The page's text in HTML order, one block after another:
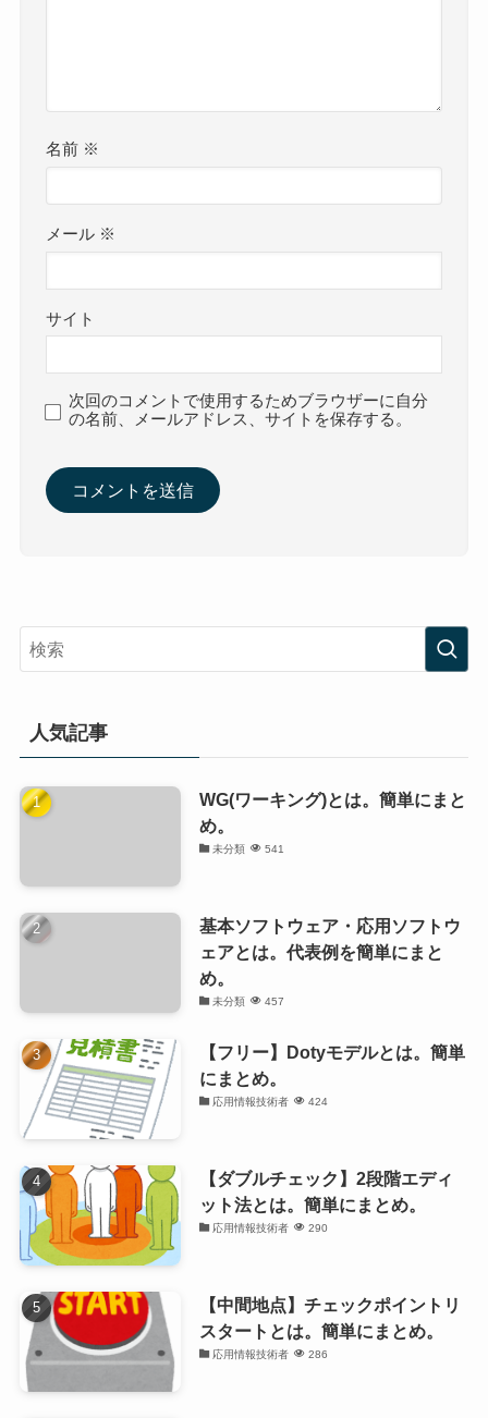
名前 ※
メール ※
サイト
次回のコメントで使用するためブラウザーに自分
の名前、メールアドレス、サイトを保存する。
人気記事
WG(ワーキング)とは。簡単にまと
め。
未分類 541
基本ソフトウェア・応用ソフトウ
ェアとは。代表例を簡単にまと
め。
未分類 457
【フリー】Dotyモデルとは。簡単
にまとめ。
応用情報技術者 424
【ダブルチェック】2段階エディ
ット法とは。簡単にまとめ。
応用情報技術者 290
【中間地点】チェックポイントリ
スタートとは。簡単にまとめ。
応用情報技術者 286